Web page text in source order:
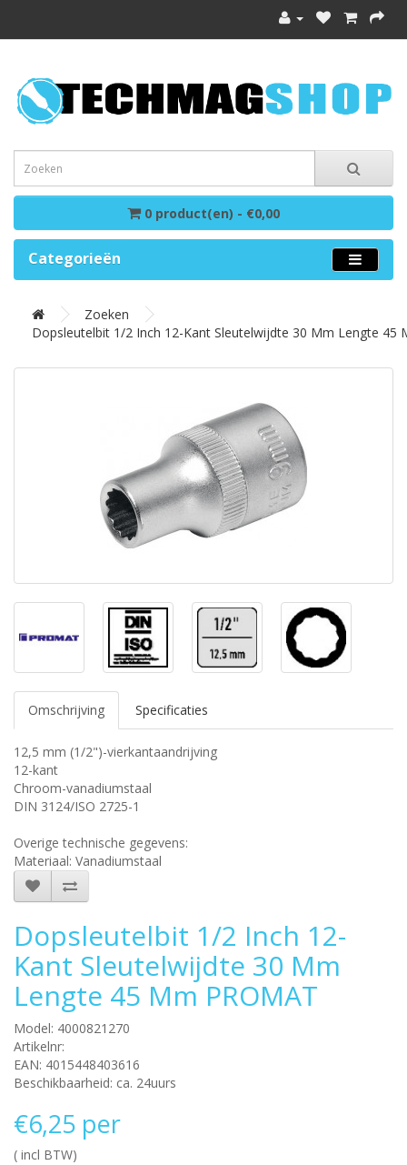
0 product(en) - €0,00
Categorieën
Zoeken
Dopsleutelbit 1/2 Inch 12-Kant Sleutelwijdte 30 Mm Lengte 45
Omschrijving Specificaties
12,5 mm (1/2")-vierkantaandrijving
12-kant
Chroom-vanadiumstaal
DIN 3124/ISO 2725-1
Overige technische gegevens:
Materiaal: Vanadiumstaal
Dopsleutelbit 1/2 Inch 12-
Kant Sleutelwijdte 30 Mm
Lengte 45 Mm PROMAT
Model: 4000821270
Artikelnr:
EAN: 4015448403616
Beschikbaarheid: ca. 24uurs
€6,25 per
( incl BTW)